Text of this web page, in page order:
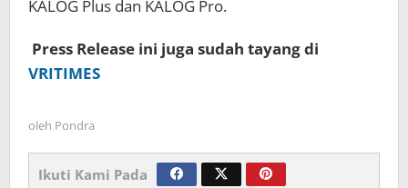
KALOG Plus dan KALOG Pro.
Press Release ini juga sudah tayang di
VRITIMES
oleh Pondra
Ikuti Kami Pada